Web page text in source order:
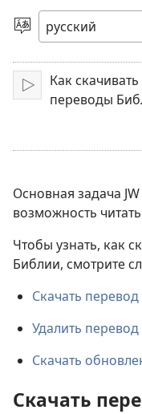
видео
Выбрать
язык
Воспроизвести
Как
переводы
Основная задача
возможность
Чтобы узнать, как
Библии, смотрите
Скачать
Удалить
Скачать
Скачать